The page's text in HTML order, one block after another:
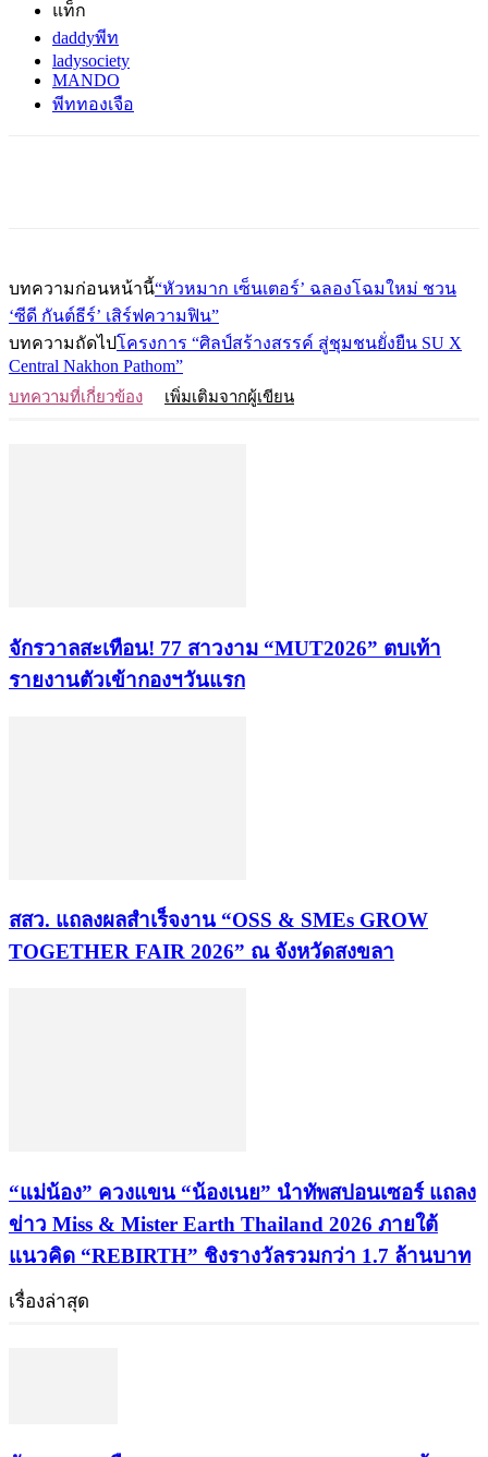
แท็ก
daddyพีท
ladysociety
MANDO
พีททองเจือ
บทความก่อนหน้านี้“หัวหมาก เซ็นเตอร์’ ฉลองโฉมใหม่ ชวน
‘ซีดี กันต์ธีร์’ เสิร์ฟความฟิน”
บทความถัดไปโครงการ “ศิลป์สร้างสรรค์ สู่ชุมชนยั่งยืน SU X
Central Nakhon Pathom”
บทความที่เกี่ยวข้อง เพิ่มเติมจากผู้เขียน
จักรวาลสะเทือน! 77 สาวงาม “MUT2026” ตบเท้า
รายงานตัวเข้ากองฯวันแรก
สสว. แถลงผลสำเร็จงาน “OSS & SMEs GROW
TOGETHER FAIR 2026” ณ จังหวัดสงขลา
“แม่น้อง” ควงแขน “น้องเนย” นำทัพสปอนเซอร์ แถลง
ข่าว Miss & Mister Earth Thailand 2026 ภายใต้
แนวคิด “REBIRTH” ชิงรางวัลรวมกว่า 1.7 ล้านบาท
เรื่องล่าสุด